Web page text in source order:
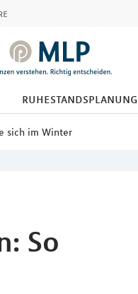
ruhestandsplanung
sich im Winter
So